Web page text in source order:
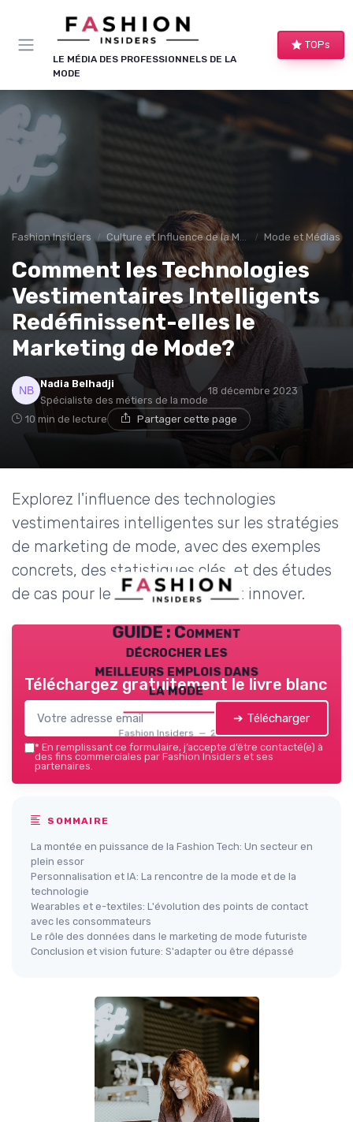
LE MÉDIA DES PROFESSIONNELS DE LA
MODE
TOPs
Fashion Insiders Culture et Influence de la Mode Mode et Médias
Comment les Technologies
Vestimentaires Intelligents
Redéfinissent-elles le
Marketing de Mode?
Nadia Belhadji
Spécialiste des métiers de la mode
18 décembre 2023
10 min de lecture Partager cette page
Explorez l'influence des technologies
vestimentaires intelligentes sur les stratégies
de marketing de mode, avec des exemples
concrets, des statistiques clés, et des études
de cas pour les CMOs souhaitant innover.
GUIDE : Comment
décrocher les
meilleurs emplois dans
la mode
Fashion Insiders — 2026
Téléchargez gratuitement le livre blanc
➔ Télécharger
* En remplissant ce formulaire, j’accepte d’être contacté(e) à
des fins commerciales par Fashion Insiders et ses
partenaires.
SOMMAIRE
La montée en puissance de la Fashion Tech: Un secteur en
plein essor
Personnalisation et IA: La rencontre de la mode et de la
technologie
Wearables et e-textiles: L'évolution des points de contact
avec les consommateurs
Le rôle des données dans le marketing de mode futuriste
Conclusion et vision future: S'adapter ou être dépassé